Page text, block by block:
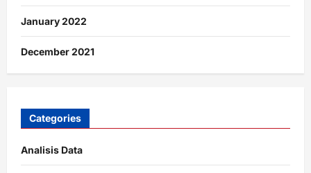
January 2022
December 2021
Categories
Analisis Data